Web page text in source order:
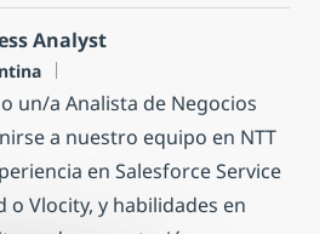
Analyst
un/a Analista de Negocios
a nuestro equipo en NTT
en Salesforce Service
o Vlocity, y habilidades en